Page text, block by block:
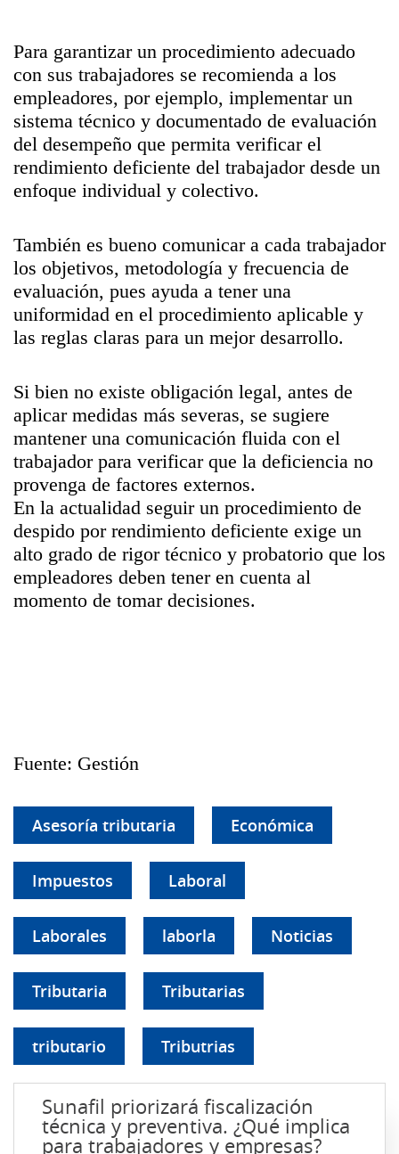
Para garantizar un procedimiento adecuado
con sus trabajadores se recomienda a los
empleadores, por ejemplo, implementar un
sistema técnico y documentado de evaluación
del desempeño que permita verificar el
rendimiento deficiente del trabajador desde un
enfoque individual y colectivo.
También es bueno comunicar a cada trabajador
los objetivos, metodología y frecuencia de
evaluación, pues ayuda a tener una
uniformidad en el procedimiento aplicable y
las reglas claras para un mejor desarrollo.
Si bien no existe obligación legal, antes de
aplicar medidas más severas, se sugiere
mantener una comunicación fluida con el
trabajador para verificar que la deficiencia no
provenga de factores externos.
En la actualidad seguir un procedimiento de
despido por rendimiento deficiente exige un
alto grado de rigor técnico y probatorio que los
empleadores deben tener en cuenta al
momento de tomar decisiones.
Fuente: Gestión
Asesoría tributaria Económica
Impuestos Laboral
Laborales laborla Noticias
Tributaria Tributarias
tributario Tributrias
Sunafil priorizará fiscalización
técnica y preventiva. ¿Qué implica
para trabajadores y empresas?